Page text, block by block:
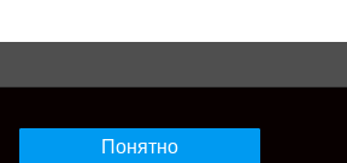
Понятно